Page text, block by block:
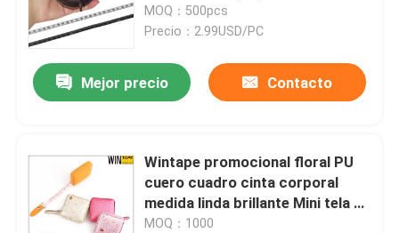
artesanía
MOQ：500pcs
Precio：2.99USD/PC
Mejor precio Contacto
Wintape promocional floral PU
cuero cuadro cinta corporal
medida linda brillante Mini tela de
coser cinta de medida a medida
MOQ：1000